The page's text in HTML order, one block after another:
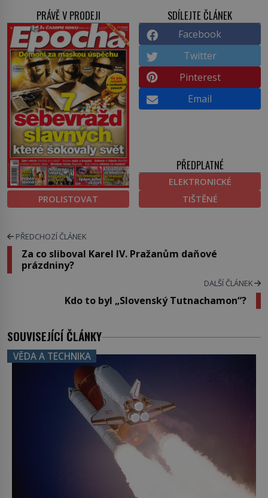
PRÁVĚ V PRODEJI
PROLISTOVAT
SDÍLEJTE ČLÁNEK
Facebook
Twitter
Pinterest
Email
PŘEDPLATNÉ
ELEKTRONICKÉ
TIŠTĚNÉ
PŘEDCHOZÍ ČLÁNEK
Za co sliboval Karel IV. Pražanům daňové
prázdniny?
DALŠÍ ČLÁNEK
Kdo to byl „Slovenský Tutnachamon“?
SOUVISEJÍCÍ ČLÁNKY
VĚDA A TECHNIKA